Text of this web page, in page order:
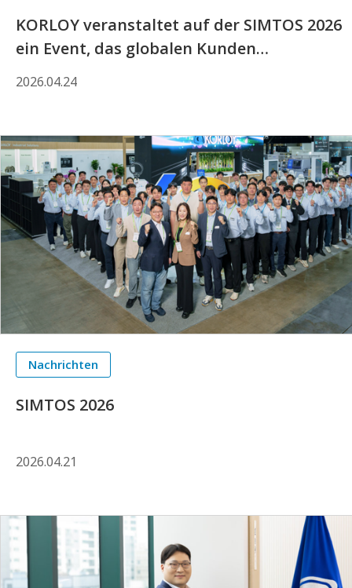
KORLOY veranstaltet auf der SIMTOS 2026
ein Event, das globalen Kunden
Austausch, Technologie und Kultur
2026.04.24
Nachrichten
SIMTOS 2026
2026.04.21